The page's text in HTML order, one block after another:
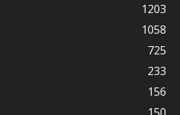
1203
1058
725
233
156